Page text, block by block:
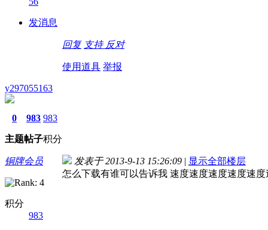
发消息
回复 支持 反对
使用道具 举报
y297055163
0
主题
983
帖子
983
积分
铜牌会员
积分
983
发表于 2013-9-13 15:26:09 | 显示全部楼层
怎么下载有谁可以告诉我 速度速度速度速度速